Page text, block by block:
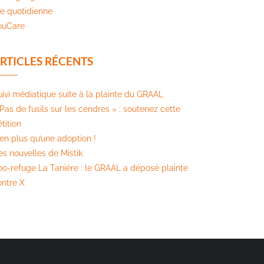
quotidienne
RÉCENTS
médiatique suite à la plainte du GRAAL
de fusils sur les cendres » : soutenez cette
plus qu’une adoption !
nouvelles de Mistik
refuge La Tanière : le GRAAL a déposé plainte
X